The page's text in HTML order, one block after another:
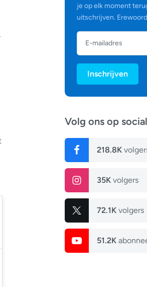
je op elk moment
uitschrijven.
Inschrijven
Volg ons op
218.8K
35K volgers
72.1K volgers
51.2K